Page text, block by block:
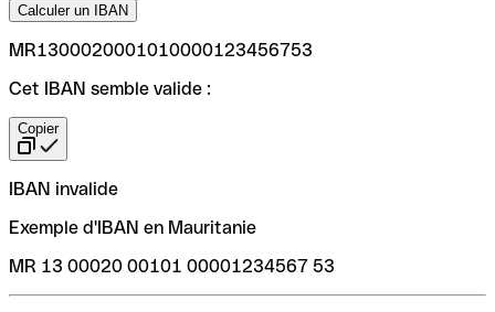
Calculer un IBAN
MR1300020001010000123456753
Cet IBAN semble valide :
Copier
IBAN invalide
Exemple d'IBAN en Mauritanie
MR 13 00020 00101 00001234567 53